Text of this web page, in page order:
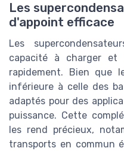
Les
d'appoint efficace
Les
capacité à charger et
rapidement. Bien que
inférieure à celle des
adaptés pour des
puissance. Cette
les rend précieux,
transports en commun